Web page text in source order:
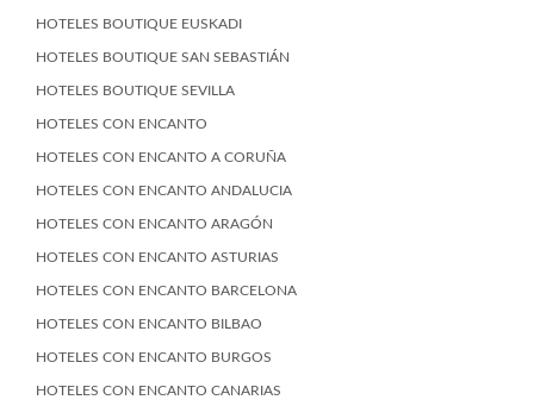
HOTELES BOUTIQUE EUSKADI
HOTELES BOUTIQUE SAN SEBASTIÁN
HOTELES BOUTIQUE SEVILLA
HOTELES CON ENCANTO
HOTELES CON ENCANTO A CORUÑA
HOTELES CON ENCANTO ANDALUCIA
HOTELES CON ENCANTO ARAGÓN
HOTELES CON ENCANTO ASTURIAS
HOTELES CON ENCANTO BARCELONA
HOTELES CON ENCANTO BILBAO
HOTELES CON ENCANTO BURGOS
HOTELES CON ENCANTO CANARIAS